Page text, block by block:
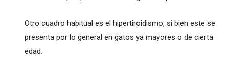
Otro cuadro habitual es el hipertiroidismo, si bien este se
presenta por lo general en gatos ya mayores o de cierta
edad.